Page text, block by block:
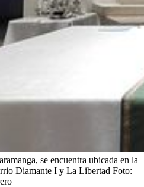
se encuentra ubicada en la
Diamante I y La Libertad Foto: